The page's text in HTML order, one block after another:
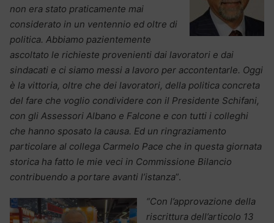
non era stato praticamente mai
considerato in un ventennio ed oltre di
politica. Abbiamo pazientemente
ascoltato le richieste provenienti dai lavoratori e dai
sindacati e ci siamo messi a lavoro per accontentarle. Oggi
è la vittoria, oltre che dei lavoratori, della politica concreta
del fare che voglio condividere con il Presidente Schifani,
con gli Assessori Albano e Falcone e con tutti i colleghi
che hanno sposato la causa. Ed un ringraziamento
particolare al collega Carmelo Pace che in questa giornata
storica ha fatto le mie veci in Commissione Bilancio
contribuendo a portare avanti l’istanza”.
“Con l’approvazione della
riscrittura dell’articolo 13